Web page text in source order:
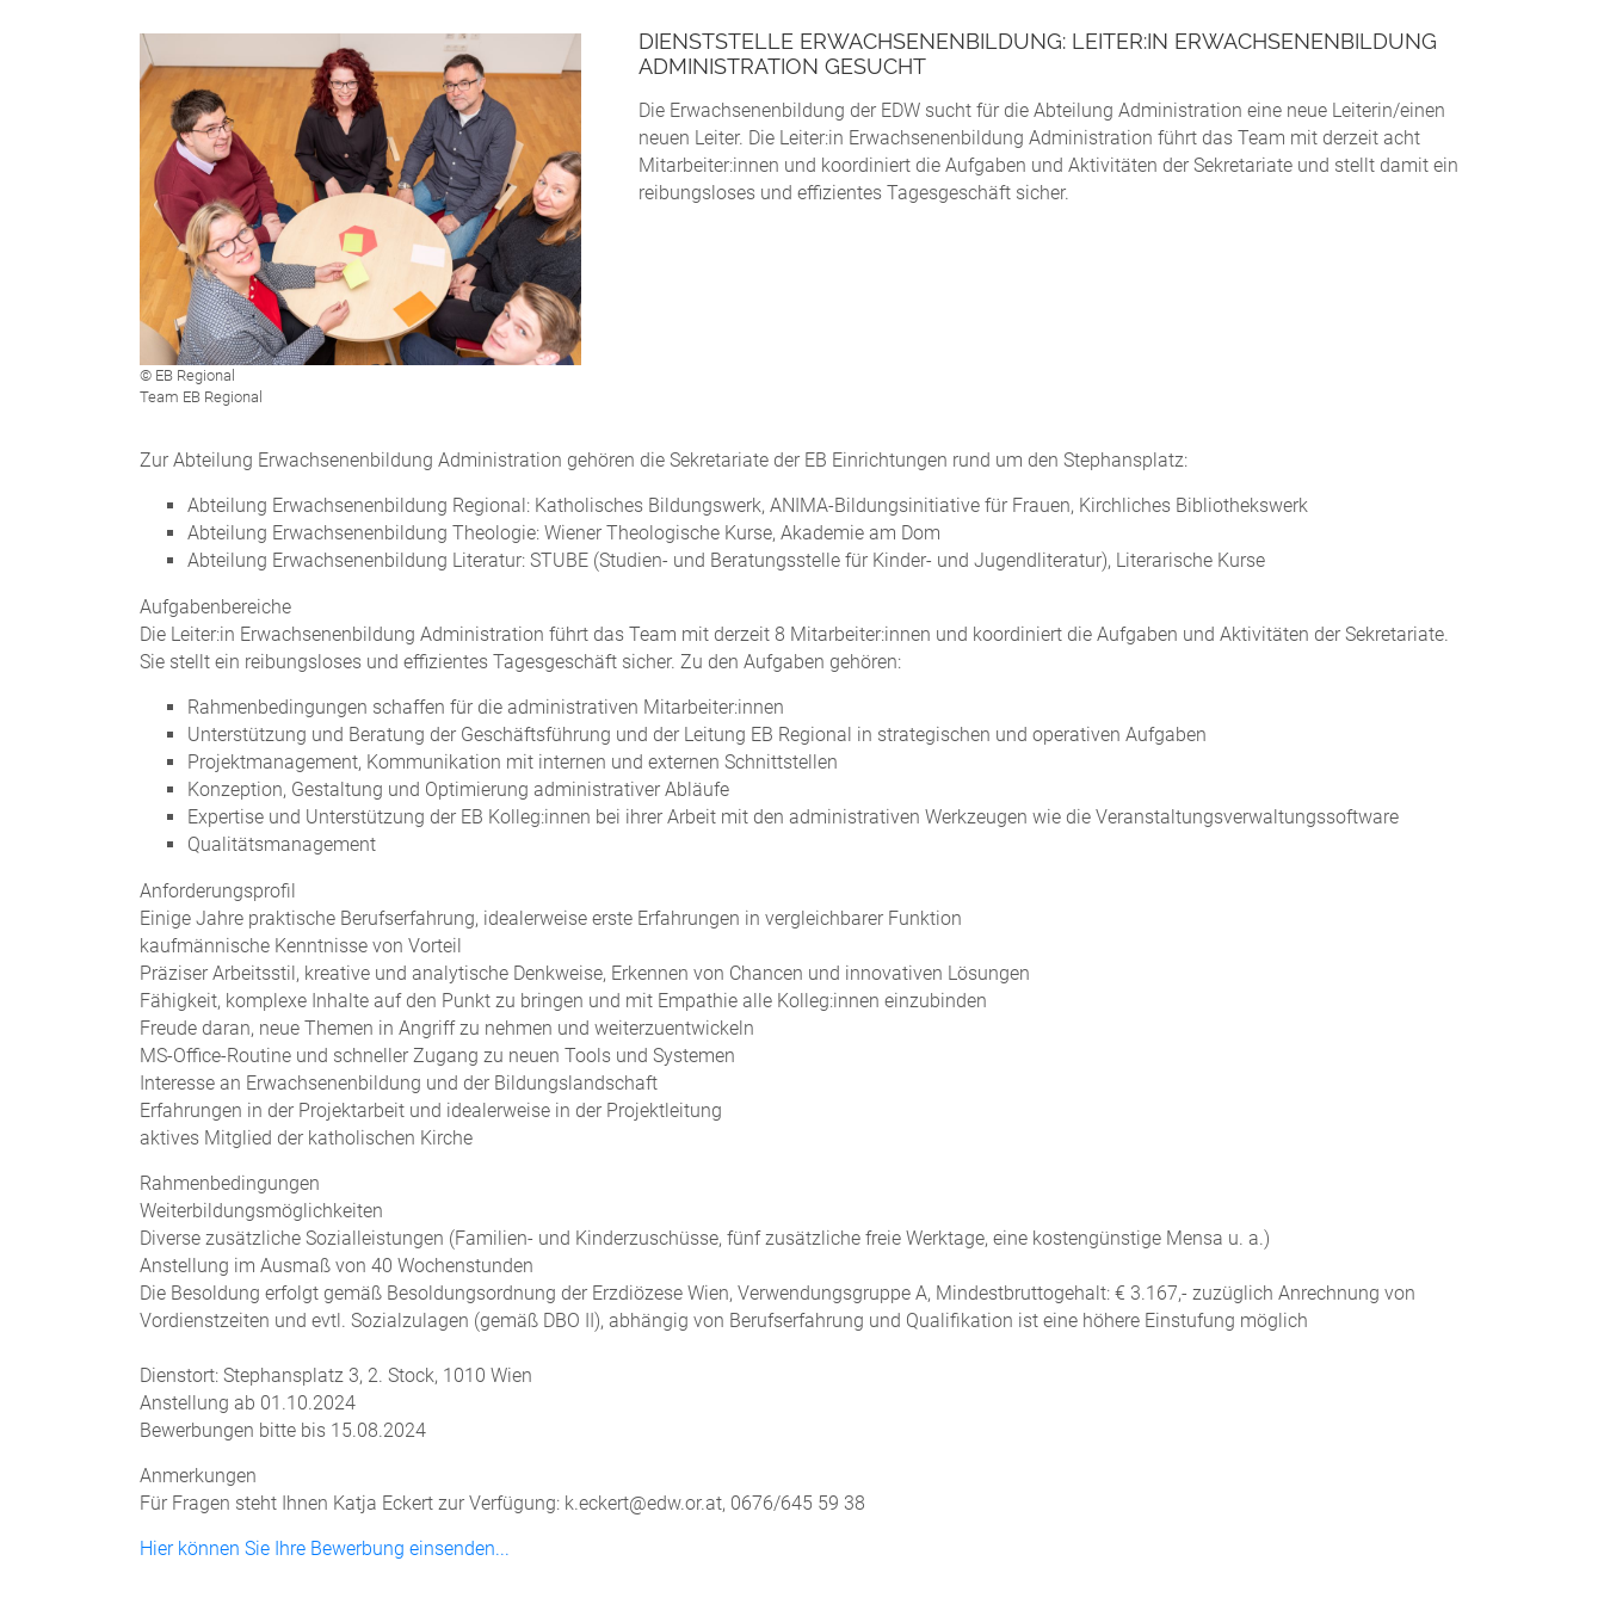
© EB Regional
Team EB Regional
DIENSTSTELLE ERWACHSENENBILDUNG: LEITER:IN ERWACHSENENBILDUNG
ADMINISTRATION GESUCHT
Die Erwachsenenbildung der EDW sucht für die Abteilung Administration eine neue Leiterin/einen
neuen Leiter. Die Leiter:in Erwachsenenbildung Administration führt das Team mit derzeit acht
Mitarbeiter:innen und koordiniert die Aufgaben und Aktivitäten der Sekretariate und stellt damit ein
reibungsloses und effizientes Tagesgeschäft sicher.
Zur Abteilung Erwachsenenbildung Administration gehören die Sekretariate der EB Einrichtungen rund um den Stephansplatz:
Abteilung Erwachsenenbildung Regional: Katholisches Bildungswerk, ANIMA-Bildungsinitiative für Frauen, Kirchliches Bibliothekswerk
Abteilung Erwachsenenbildung Theologie: Wiener Theologische Kurse, Akademie am Dom
Abteilung Erwachsenenbildung Literatur: STUBE (Studien- und Beratungsstelle für Kinder- und Jugendliteratur), Literarische Kurse
Aufgabenbereiche
Die Leiter:in Erwachsenenbildung Administration führt das Team mit derzeit 8 Mitarbeiter:innen und koordiniert die Aufgaben und Aktivitäten der Sekretariate.
Sie stellt ein reibungsloses und effizientes Tagesgeschäft sicher. Zu den Aufgaben gehören:
Rahmenbedingungen schaffen für die administrativen Mitarbeiter:innen
Unterstützung und Beratung der Geschäftsführung und der Leitung EB Regional in strategischen und operativen Aufgaben
Projektmanagement, Kommunikation mit internen und externen Schnittstellen
Konzeption, Gestaltung und Optimierung administrativer Abläufe
Expertise und Unterstützung der EB Kolleg:innen bei ihrer Arbeit mit den administrativen Werkzeugen wie die Veranstaltungsverwaltungssoftware
Qualitätsmanagement
Anforderungsprofil
Einige Jahre praktische Berufserfahrung, idealerweise erste Erfahrungen in vergleichbarer Funktion
kaufmännische Kenntnisse von Vorteil
Präziser Arbeitsstil, kreative und analytische Denkweise, Erkennen von Chancen und innovativen Lösungen
Fähigkeit, komplexe Inhalte auf den Punkt zu bringen und mit Empathie alle Kolleg:innen einzubinden
Freude daran, neue Themen in Angriff zu nehmen und weiterzuentwickeln
MS-Office-Routine und schneller Zugang zu neuen Tools und Systemen
Interesse an Erwachsenenbildung und der Bildungslandschaft
Erfahrungen in der Projektarbeit und idealerweise in der Projektleitung
aktives Mitglied der katholischen Kirche
Rahmenbedingungen
Weiterbildungsmöglichkeiten
Diverse zusätzliche Sozialleistungen (Familien- und Kinderzuschüsse, fünf zusätzliche freie Werktage, eine kostengünstige Mensa u. a.)
Anstellung im Ausmaß von 40 Wochenstunden
Die Besoldung erfolgt gemäß Besoldungsordnung der Erzdiözese Wien, Verwendungsgruppe A, Mindestbruttogehalt: € 3.167,- zuzüglich Anrechnung von
Vordienstzeiten und evtl. Sozialzulagen (gemäß DBO II), abhängig von Berufserfahrung und Qualifikation ist eine höhere Einstufung möglich
Dienstort: Stephansplatz 3, 2. Stock, 1010 Wien
Anstellung ab 01.10.2024
Bewerbungen bitte bis 15.08.2024
Anmerkungen
Für Fragen steht Ihnen Katja Eckert zur Verfügung: k.eckert@edw.or.at, 0676/645 59 38
Hier können Sie Ihre Bewerbung einsenden...